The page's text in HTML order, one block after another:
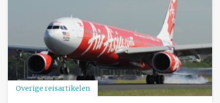
Overige reisartikelen